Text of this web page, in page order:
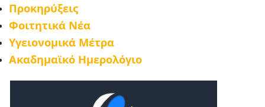
Προκηρύξεις
Φοιτητικά Νέα
Υγειονομικά Μέτρα
Ακαδημαϊκό Ημερολόγιο